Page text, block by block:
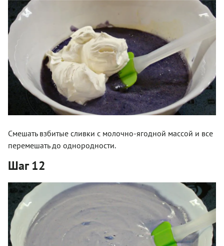
Смешать взбитые сливки с молочно-ягодной массой и все
перемешать до однородности.
Шаг 12